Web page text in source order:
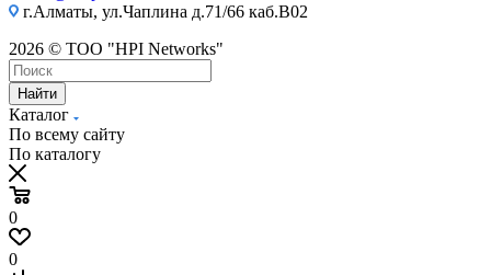
г.Алматы, ул.Чаплина д.71/66 каб.B02
2026 © ТОО "HPI Networks"
Найти
Каталог
По всему сайту
По каталогу
0
0